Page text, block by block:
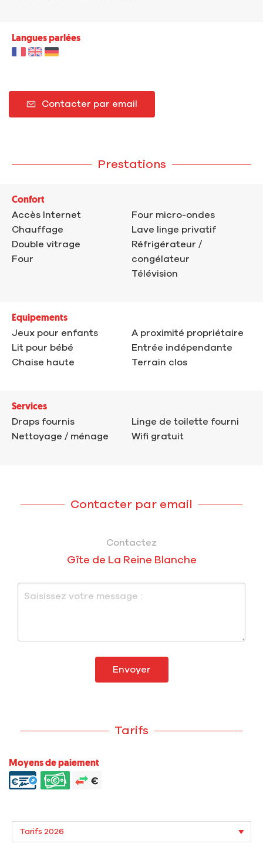
Langues parlées
Contacter par email
Prestations
Confort
Accès Internet
Chauffage
Double vitrage
Four
Four micro-ondes
Lave linge privatif
Réfrigérateur /
congélateur
Télévision
Equipements
Jeux pour enfants
Lit pour bébé
Chaise haute
A proximité propriétaire
Entrée indépendante
Terrain clos
Services
Draps fournis
Nettoyage / ménage
Linge de toilette fourni
Wifi gratuit
Contacter par email
Contactez
Gîte de La Reine Blanche
Envoyer
Tarifs
Moyens de paiement